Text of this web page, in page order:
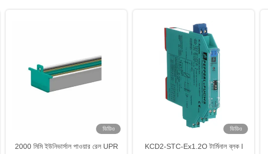
ভিডিও
2000 মিমি ইউনিভার্সাল পাওয়ার রেল UPR
ভিডিও
KCD2-STC-Ex1.2O টার্মিনাল ব্লক l